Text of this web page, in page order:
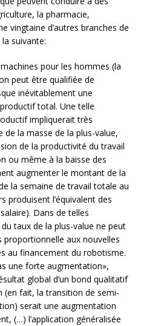
la pharmacie,
vingtaine d’autres branches de
suivante:
pour les hommes (la
peut être qualifiée de
inévitablement une
total. Une telle
impliquerait très
la masse de la plus-value,
de la productivité du travail
ou même à la baisse des
augmenter le montant de la
la semaine de travail totale au
produisent l’équivalent des
Dans de telles
taux de la plus-value ne peut
proportionnelle aux nouvelles
au financement du robotisme.
une forte augmentation»,
global d’un bond qualitatif
(en fait, la transition de semi-
serait une augmentation
(…) l’application généralisée